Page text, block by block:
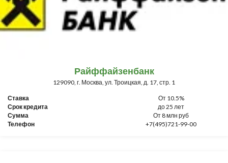
Райффайзенбанк
129090, г. Москва, ул. Троицкая, д. 17, стр. 1
Ставка
От 10.5%
Срок кредита
до 25 лет
Сумма
От 8 млн руб
Телефон
+7(495)721-99-00